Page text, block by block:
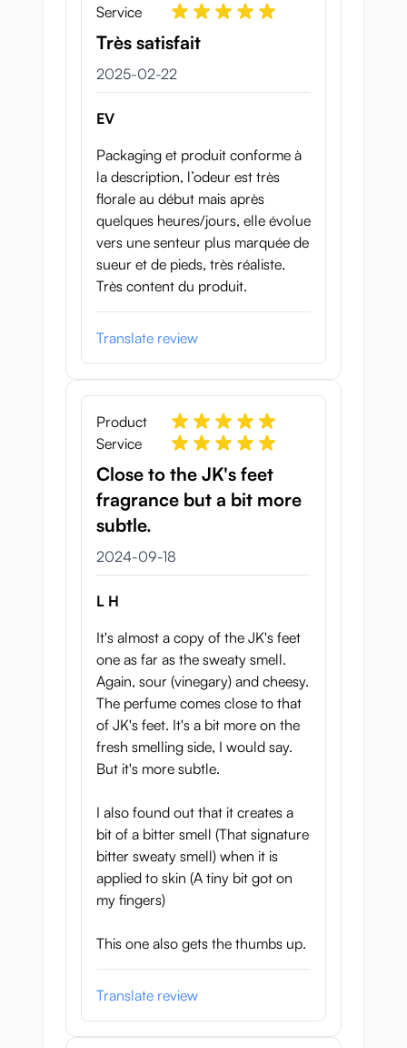
Service
Très satisfait
22 februari 2025
2025-02-22
EV
Packaging et produit conforme à
la description, l’odeur est très
florale au début mais après
quelques heures/jours, elle évolue
vers une senteur plus marquée de
sueur et de pieds, très réaliste.
Très content du produit.
Translate review
Product
Service
Close to the JK's feet
fragrance but a bit more
subtle.
18 september 2024
2024-09-18
L H
It's almost a copy of the JK's feet
one as far as the sweaty smell.
Again, sour (vinegary) and cheesy.
The perfume comes close to that
of JK's feet. It's a bit more on the
fresh smelling side, I would say.
But it's more subtle.
I also found out that it creates a
bit of a bitter smell (That signature
bitter sweaty smell) when it is
applied to skin (A tiny bit got on
my fingers)
This one also gets the thumbs up.
Translate review